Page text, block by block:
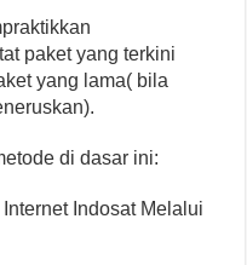
paket yang terkini
yang lama( bila
di dasar ini:
Indosat Melalui